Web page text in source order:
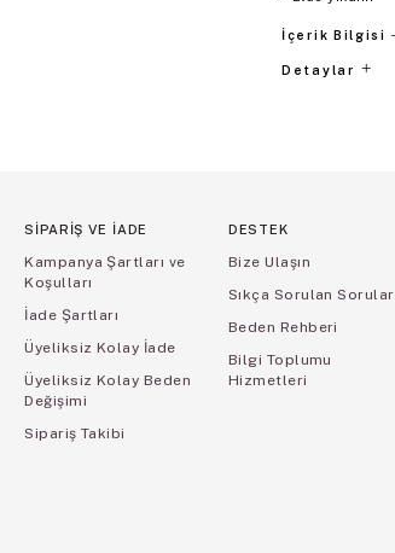
İçerik Bilgisi
Detaylar
SİPARİŞ VE İADE
Kampanya Şartları ve
Koşulları
İade Şartları
Üyeliksiz Kolay İade
Üyeliksiz Kolay Beden
Değişimi
Sipariş Takibi
DESTEK
Bize Ulaşın
Sıkça Sorulan Sorular
Beden Rehberi
Bilgi Toplumu
Hizmetleri